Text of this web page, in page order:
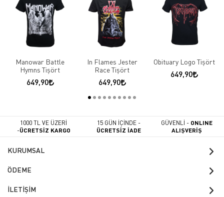
Manowar Battle
Hymns Tişört
649,90
In Flames Jester
Race Tişört
649,90
Obituary Logo Tişört
649,90
1000 TL VE ÜZERİ
-ÜCRETSİZ KARGO
15 GÜN İÇİNDE -
ÜCRETSİZ İADE
GÜVENLİ - ONLINE
ALIŞVERİŞ
KURUMSAL
ÖDEME
İLETİŞİM